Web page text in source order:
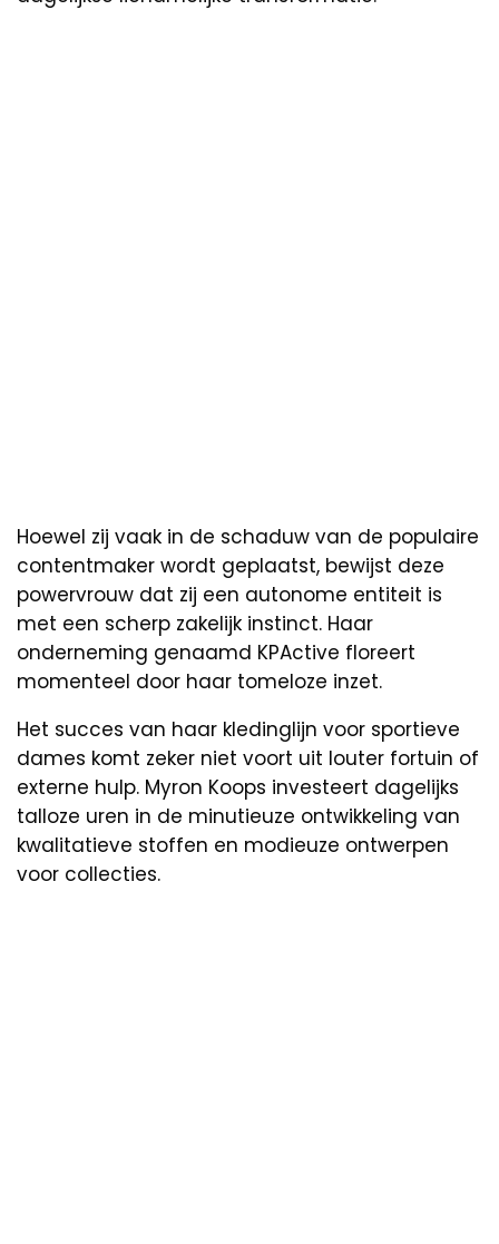
Hoewel zij vaak in de schaduw van de populaire
contentmaker wordt geplaatst, bewijst deze
powervrouw dat zij een autonome entiteit is
met een scherp zakelijk instinct. Haar
onderneming genaamd KPActive floreert
momenteel door haar tomeloze inzet.
Het succes van haar kledinglijn voor sportieve
dames komt zeker niet voort uit louter fortuin of
externe hulp. Myron Koops investeert dagelijks
talloze uren in de minutieuze ontwikkeling van
kwalitatieve stoffen en modieuze ontwerpen
voor collecties.